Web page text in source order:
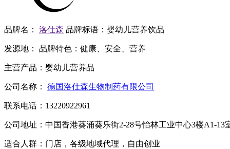
品牌名： 洛仕森 品牌标语： 婴幼儿营养饮品
发源地： 品牌特色： 健康、安全、营养
主营产品： 婴幼儿营养品
公司名称： 德国洛仕森生物制药有限公司
联系电话： 13220922961
公司地址： 中国香港葵涌葵乐街2-28号怡林工业中心3楼A1-13
适合人群： 门店，各级地域代理，自由创业